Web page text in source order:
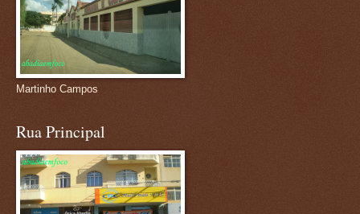
Martinho Campos
Rua Principal